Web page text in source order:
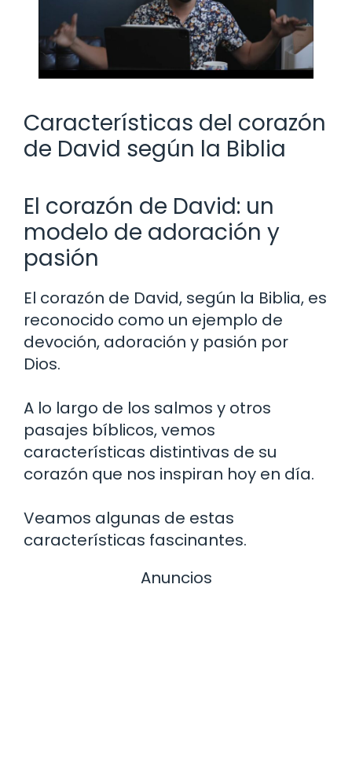
Características del corazón
de David según la Biblia
El corazón de David: un
modelo de adoración y
pasión
El corazón de David, según la Biblia, es
reconocido como un ejemplo de
devoción, adoración y pasión por
Dios.
A lo largo de los salmos y otros
pasajes bíblicos, vemos
características distintivas de su
corazón que nos inspiran hoy en día.
Veamos algunas de estas
características fascinantes.
Anuncios